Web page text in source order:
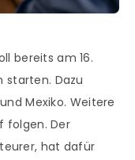
bereits am 16.
starten. Dazu
Mexiko. Weitere
folgen. Der
hat dafür